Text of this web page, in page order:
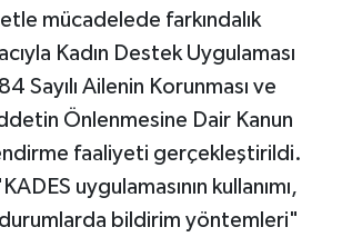
mücadelede farkındalık
Kadın Destek Uygulaması
Sayılı Ailenin Korunması ve
Önlenmesine Dair Kanun
faaliyeti gerçekleştirildi.
uygulamasının kullanımı,
bildirim yöntemleri"